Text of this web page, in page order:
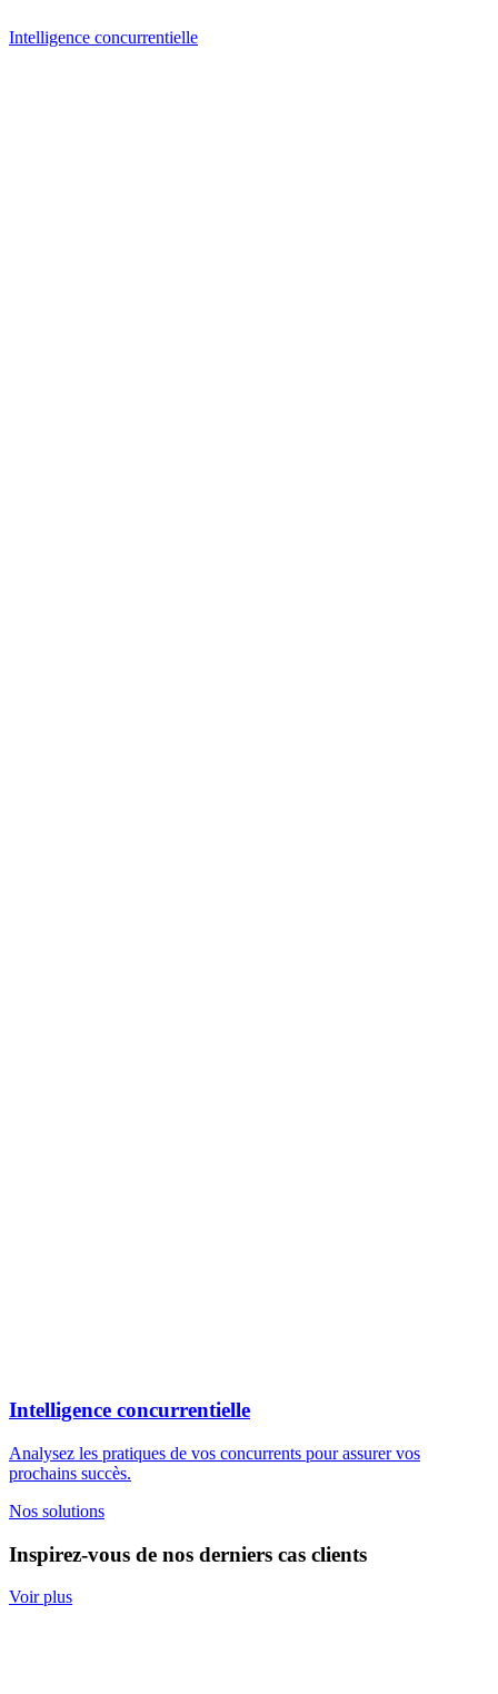
Intelligence concurrentielle
Intelligence concurrentielle
Analysez les pratiques de vos concurrents pour assurer vos
prochains succès.
Nos solutions
Inspirez-vous de nos derniers cas clients
Voir plus